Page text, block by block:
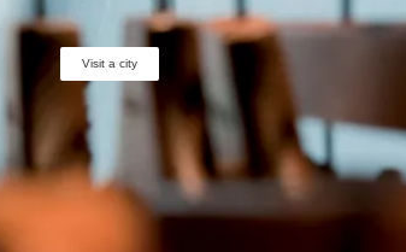
Visit a city